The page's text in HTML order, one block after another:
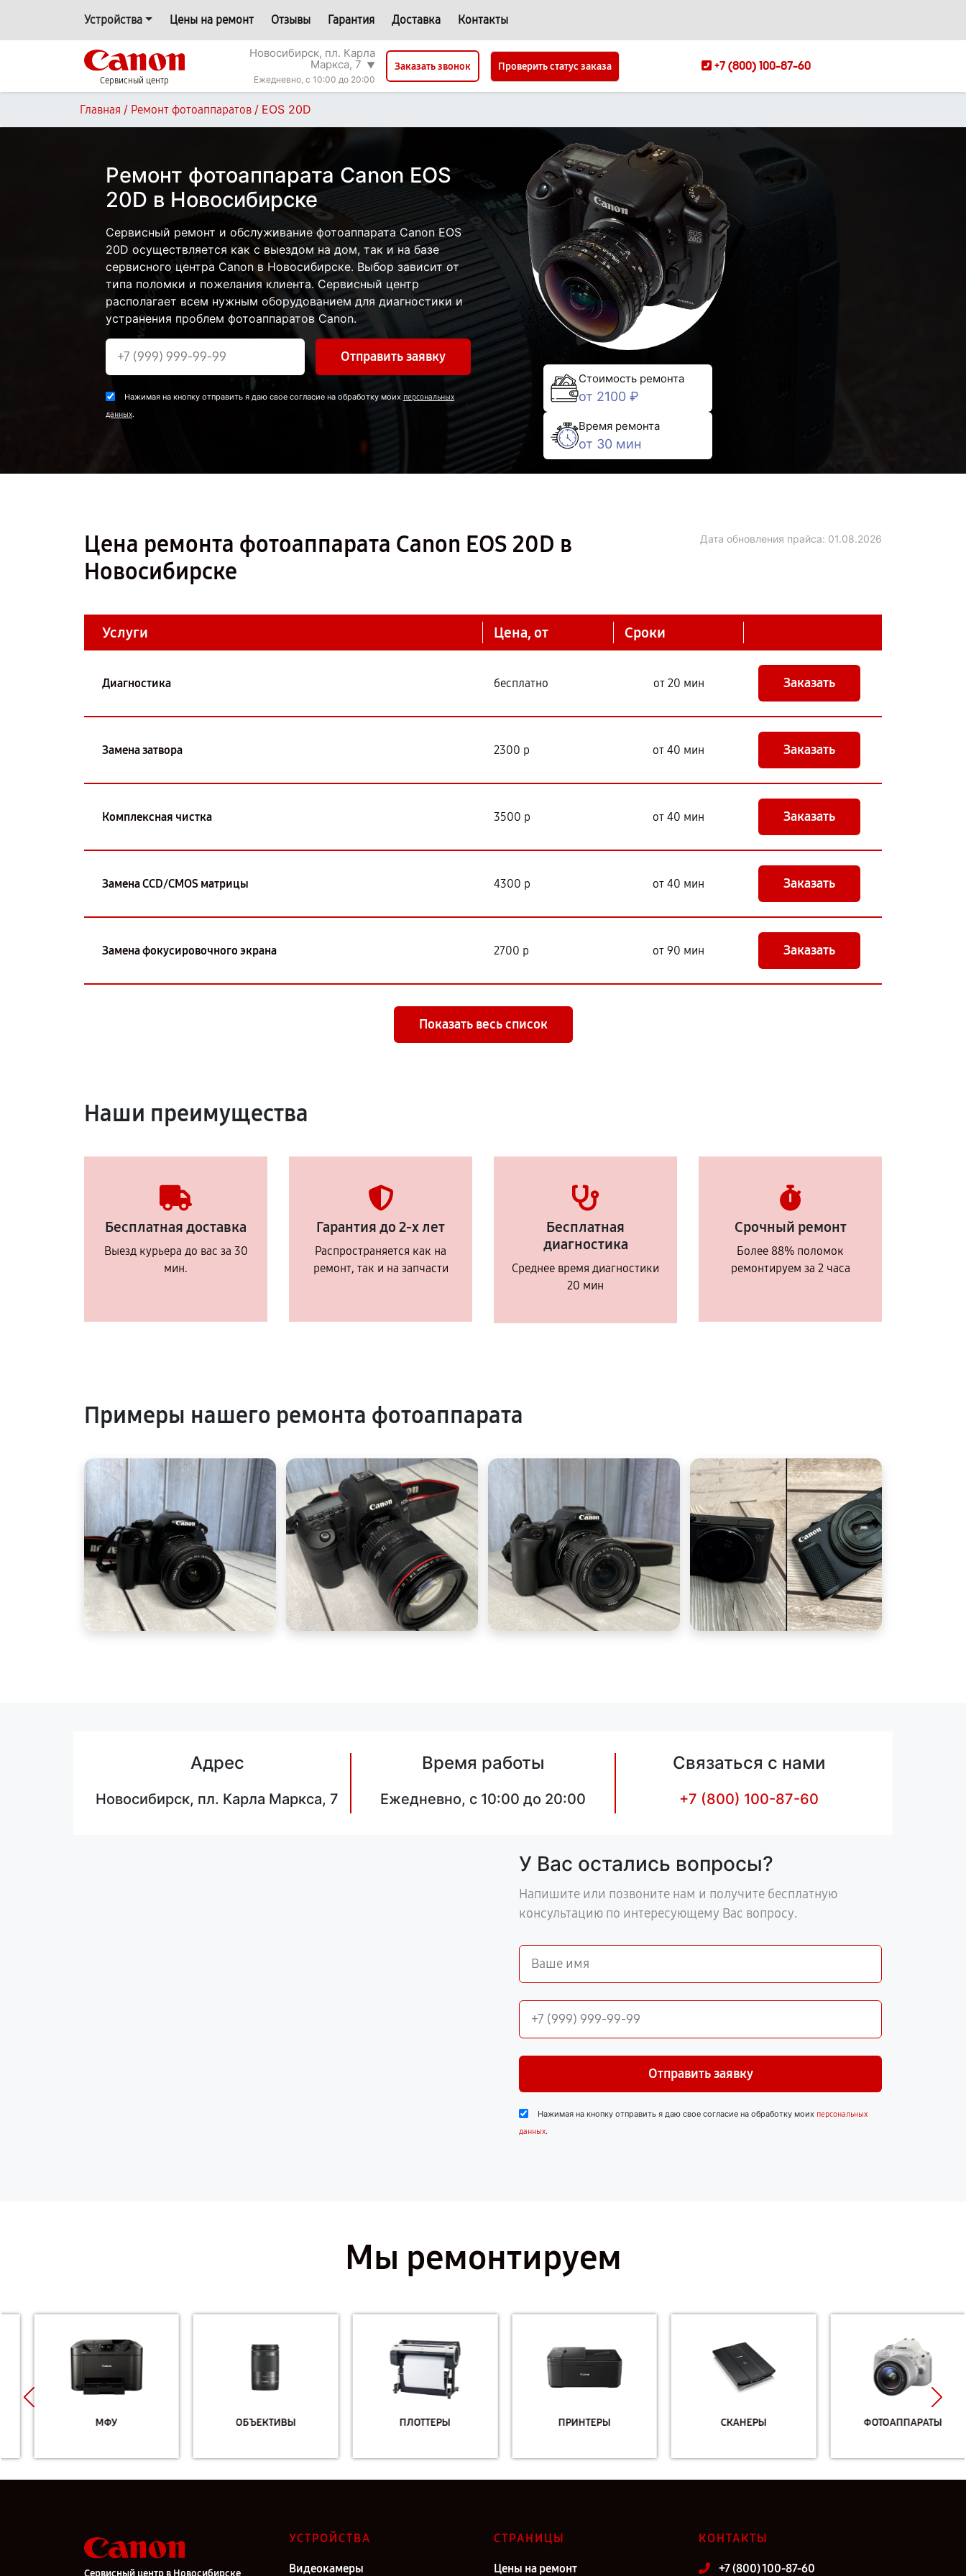
Устройства Цены на ремонт Отзывы Гарантия Доставка Контакты
Сервисный центр
Новосибирск, пл. Карла
Маркса, 7 ▼
Ежедневно, с 10:00 до 20:00
Заказать звонок Проверить статус заказа +7 (800) 100-87-60
Главная / Ремонт фотоаппаратов / EOS 20D
Ремонт фотоаппарата Canon EOS
20D в Новосибирске
Сервисный ремонт и обслуживание фотоаппарата Canon EOS
20D осуществляется как с выездом на дом, так и на базе
сервисного центра Canon в Новосибирске. Выбор зависит от
типа поломки и пожелания клиента. Сервисный центр
располагает всем нужным оборудованием для диагностики и
устранения проблем фотоаппаратов Canon.
Отправить заявку
Нажимая на кнопку отправить я даю свое согласие на обработку моих персональных
данных.
Стоимость ремонта
от 2100 ₽
Время ремонта
от 30 мин
Цена ремонта фотоаппарата Canon EOS 20D в
Новосибирске
Дата обновления прайса: 01.08.2026
Услуги Цена, от Сроки
Диагностика бесплатно от 20 мин Заказать
Замена затвора 2300 р от 40 мин Заказать
Комплексная чистка 3500 р от 40 мин Заказать
Замена CCD/CMOS матрицы 4300 р от 40 мин Заказать
Замена фокусировочного экрана 2700 р от 90 мин Заказать
Показать весь список
Наши преимущества
Бесплатная доставка
Выезд курьера до вас за 30
мин.
Гарантия до 2-х лет
Распространяется как на
ремонт, так и на запчасти
Бесплатная
диагностика
Среднее время диагностики
20 мин
Срочный ремонт
Более 88% поломок
ремонтируем за 2 часа
Примеры нашего ремонта фотоаппарата
Адрес
Новосибирск, пл. Карла Маркса, 7
Время работы
Ежедневно, с 10:00 до 20:00
Связаться с нами
+7 (800) 100-87-60
У Вас остались вопросы?
Напишите или позвоните нам и получите бесплатную
консультацию по интересующему Вас вопросу.
Отправить заявку
Нажимая на кнопку отправить я даю свое согласие на обработку моих персональных
данных.
Мы ремонтируем
МФУ ОБЪЕКТИВЫ ПЛОТТЕРЫ ПРИНТЕРЫ СКАНЕРЫ ФОТОАППАРАТЫ
Сервисный центр в Новосибирске
УСТРОЙСТВА
Видеокамеры
СТРАНИЦЫ
Цены на ремонт
КОНТАКТЫ
+7 (800) 100-87-60